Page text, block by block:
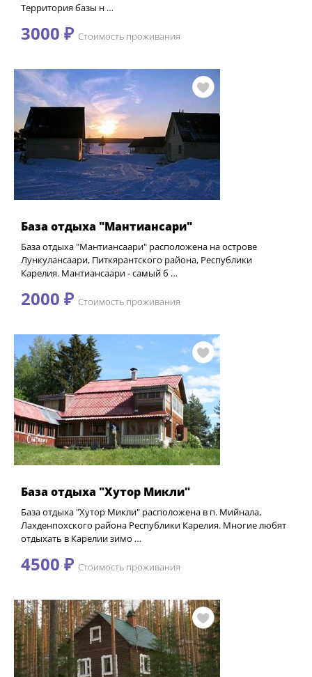
Территория базы н …
3000 ₽ Стоимость проживания
База отдыха "Мантиансари"
База отдыха "Мантиансаари" расположена на острове
Лункулансаари, Питкярантского района, Республики
Карелия. Мантиансаари - самый б …
2000 ₽ Стоимость проживания
База отдыха "Хутор Микли"
База отдыха "Хутор Микли" расположена в п. Мийнала,
Лахденпохского района Республики Карелия. Многие любят
отдыхать в Карелии зимо …
4500 ₽ Стоимость проживания